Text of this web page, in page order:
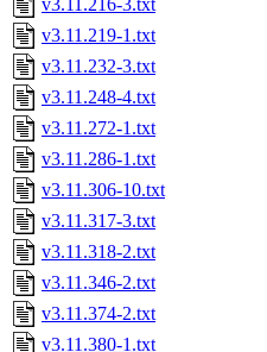
v3.11.216-3.txt
v3.11.219-1.txt
v3.11.232-3.txt
v3.11.248-4.txt
v3.11.272-1.txt
v3.11.286-1.txt
v3.11.306-10.txt
v3.11.317-3.txt
v3.11.318-2.txt
v3.11.346-2.txt
v3.11.374-2.txt
v3.11.380-1.txt